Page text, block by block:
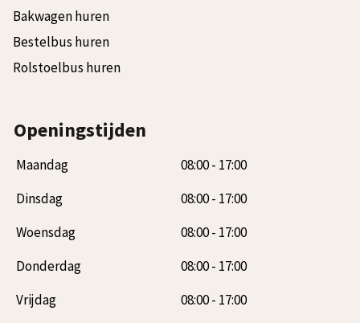
Bakwagen huren
Bestelbus huren
Rolstoelbus huren
Openingstijden
Maandag 08:00- 17:00
Dinsdag
08:00- 17:00
Woensdag
08:00- 17:00
Donderdag
08:00- 17:00
Vrijdag
08:00- 17:00